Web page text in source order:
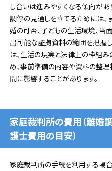
し合いは進みやすくなる傾向があ
調停の見通しを立てるためには、
婚の可否、子どもの生活環境、当
出可能な証拠資料の範囲を把握
は、生活の現実と法律上の枠組
め、事前準備の内容や資料の整
間に影響することがあります。
家庭裁判所の費用（離婚
護士費用の目安）
家庭裁判所の手続を利用する場